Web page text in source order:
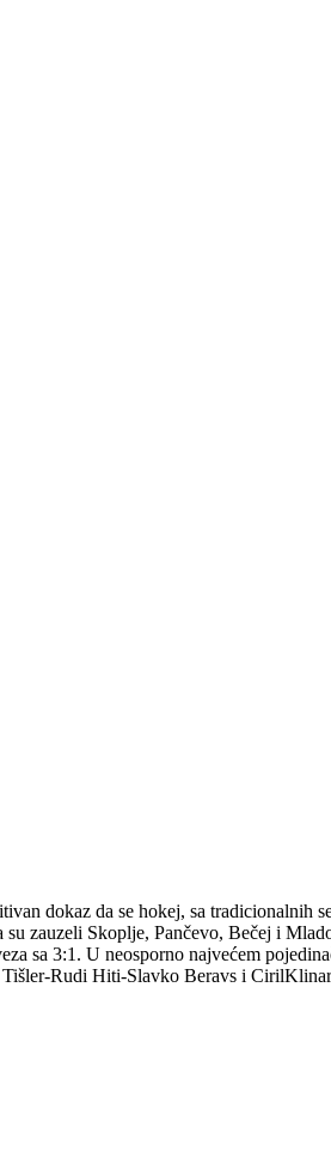
dokaz da se hokej, sa
zauzeli Skoplje, Pančevo, Bečej i
sa 3:1. U neosporno najvećem
Rudi Hiti-Slavko Beravs i